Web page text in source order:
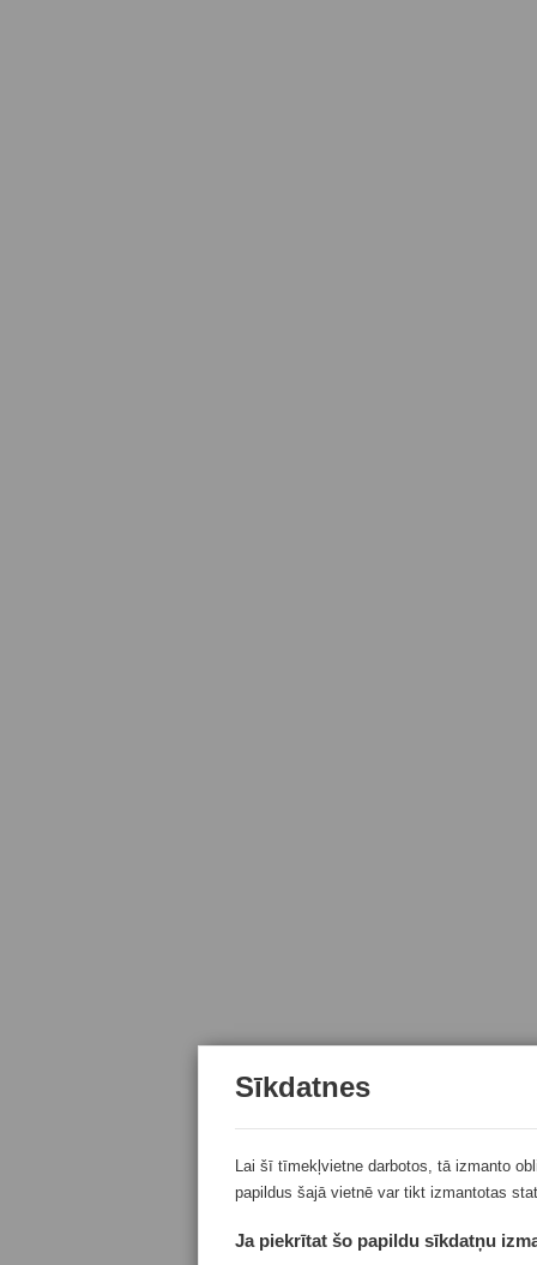
Sīkdatnes
Lai šī tīmekļvietne darbotos, tā izmanto
papildus šajā vietnē var tikt izmantotas
Ja piekrītat šo papildu sīkdatņu